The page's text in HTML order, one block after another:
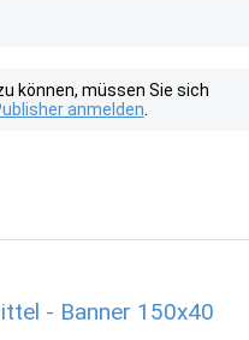
können, müssen Sie sich
anmelden
- Banner 150x40